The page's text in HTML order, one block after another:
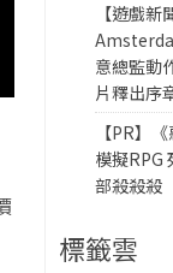
【遊戲
意總監動
片釋出序
【PR】
模擬RPG
部殺殺殺
標籤雲